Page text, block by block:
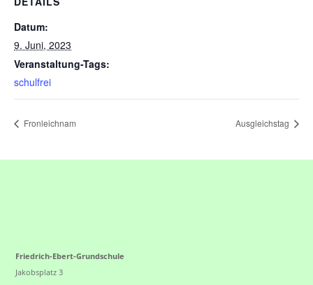
Datum:
9. Juni, 2023
Veranstaltung-Tags:
schulfrei
Fronleichnam Ausgleichstag
Friedrich-Ebert-Grundschule
Jakobsplatz 3